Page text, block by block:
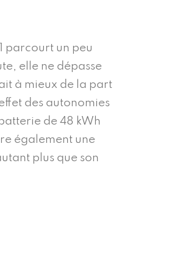
parcourt un peu
elle ne dépasse
à mieux de la part
des autonomies
de 48 kWh
également une
plus que son